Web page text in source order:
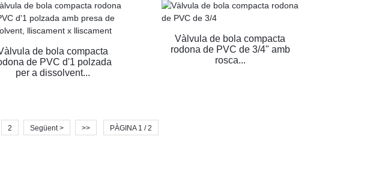
de bola compacta
de PVC d'1 polzada
per a dissolvent...
Vàlvula de bola compacta
rodona de PVC de 3/4" amb
rosca...
2 Següent > >> PÀGINA 1 / 2